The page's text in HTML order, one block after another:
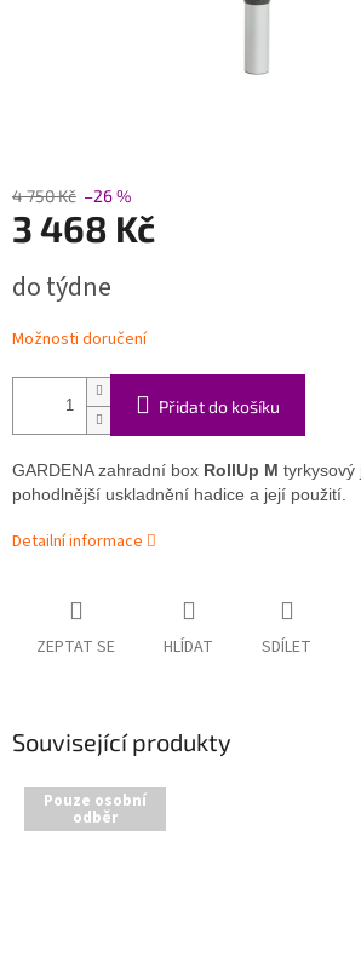
4 750 Kč –26 %
3 468 Kč
cena:
do týdne
Možnosti doručení
Přidat do košíku
GARDENA zahradní box RollUp M tyrkysový
pohodlnější uskladnění hadice a její použití.
Detailní informace
ZEPTAT SE HLÍDAT SDÍLET
Související produkty
Pouze osobní
odběr